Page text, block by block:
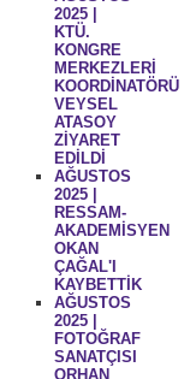
2025 |
KTÜ.
KONGRE
MERKEZLERİ
KOORDİNATÖRÜ
VEYSEL
ATASOY
ZİYARET
EDİLDİ
AĞUSTOS
2025 |
RESSAM-
AKADEMİSYEN
OKAN
ÇAĞAL'I
KAYBETTİK
AĞUSTOS
2025 |
FOTOĞRAF
SANATÇISI
ORHAN